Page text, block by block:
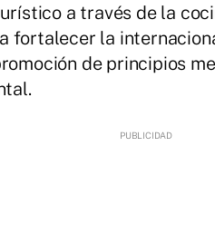
a través de la
fortalecer la
de principios